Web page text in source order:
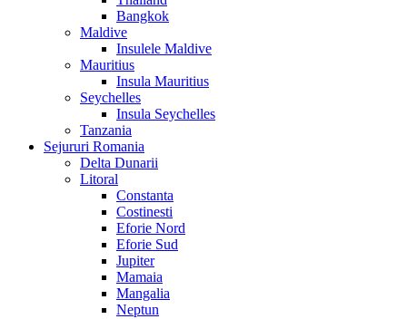
Bangkok
Maldive
Insulele Maldive
Mauritius
Insula Mauritius
Seychelles
Insula Seychelles
Tanzania
Sejururi Romania
Delta Dunarii
Litoral
Constanta
Costinesti
Eforie Nord
Eforie Sud
Jupiter
Mamaia
Mangalia
Neptun